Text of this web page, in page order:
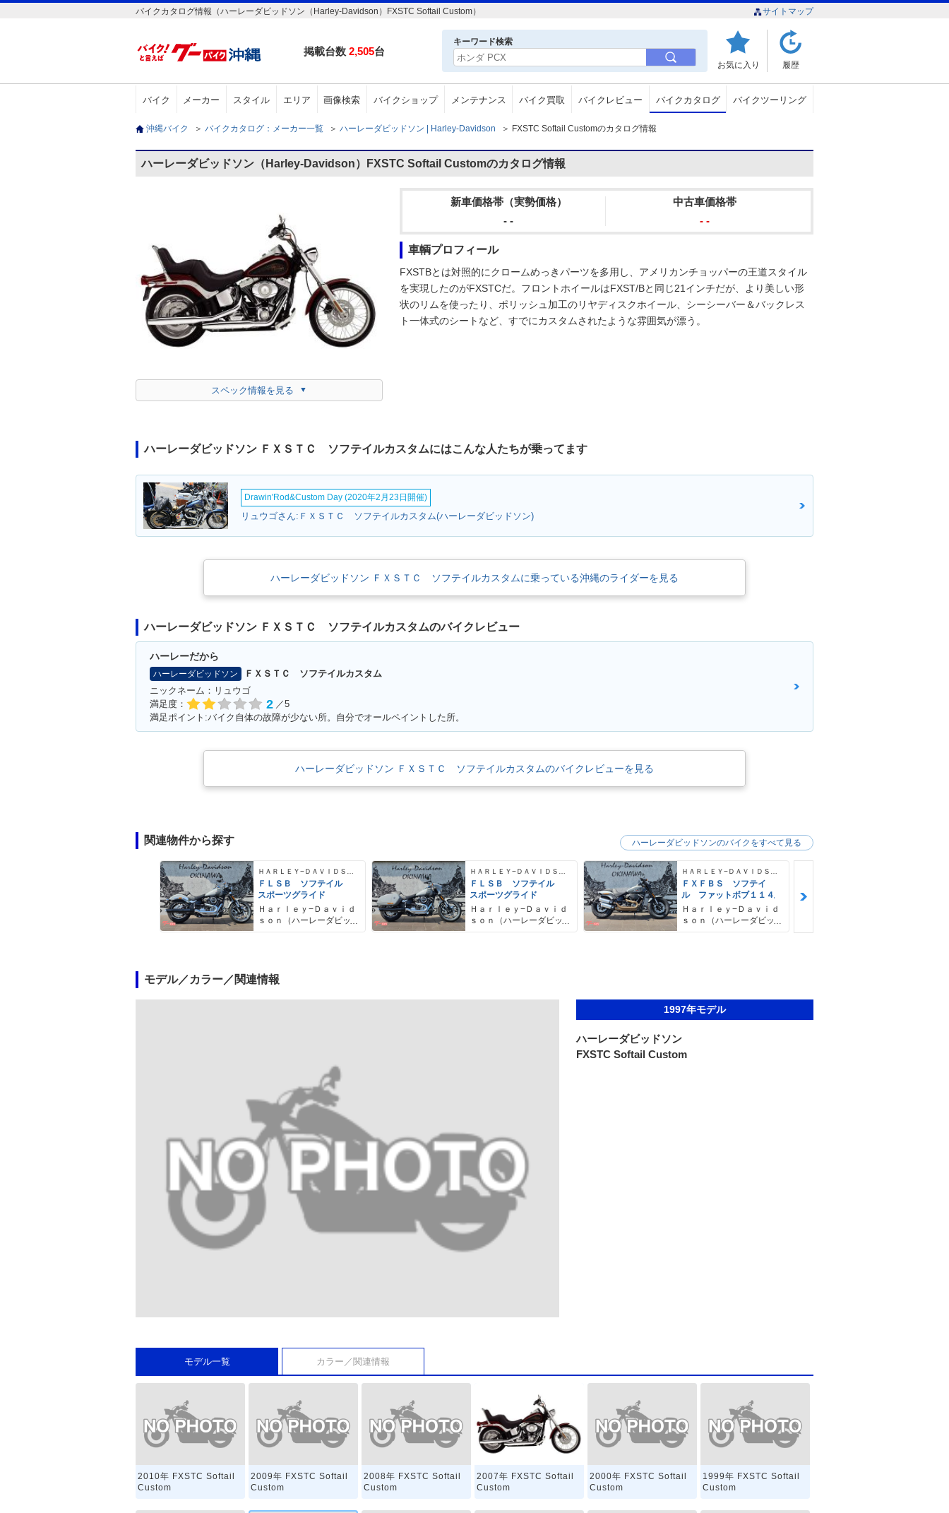
バイクカタログ情報（ハーレーダビッドソン（Harley-Davidson）FXSTC Softail Custom） サイトマップ
掲載台数 2,505台
キーワード検索
お気に入り 履歴
バイク メーカー スタイル エリア 画像検索 バイクショップ メンテナンス バイク買取 バイクレビュー バイクカタログ バイクツーリング
沖縄バイク ＞ バイクカタログ：メーカー一覧 ＞ ハーレーダビッドソン | Harley-Davidson ＞ FXSTC Softail Customのカタログ情報
ハーレーダビッドソン（Harley-Davidson）FXSTC Softail Customのカタログ情報
スペック情報を見る
新車価格帯（実勢価格）
- -
中古車価格帯
- -
車輌プロフィール
FXSTBとは対照的にクロームめっきパーツを多用し、アメリカンチョッパーの王道スタイル
を実現したのがFXSTCだ。フロントホイールはFXST/Bと同じ21インチだが、より美しい形
状のリムを使ったり、ポリッシュ加工のリヤディスクホイール、シーシーバー＆バックレス
ト一体式のシートなど、すでにカスタムされたような雰囲気が漂う。
ハーレーダビッドソン ＦＸＳＴＣ ソフテイルカスタムにはこんな人たちが乗ってます
Drawin'Rod&Custom Day (2020年2月23日開催)
リュウゴさん:ＦＸＳＴＣ ソフテイルカスタム(ハーレーダビッドソン)
ハーレーダビッドソン ＦＸＳＴＣ ソフテイルカスタムに乗っている沖縄のライダーを見る
ハーレーダビッドソン ＦＸＳＴＣ ソフテイルカスタムのバイクレビュー
ハーレーだから
ハーレーダビッドソン
ＦＸＳＴＣ ソフテイルカスタム
ニックネーム：リュウゴ
満足度：
2 ／5
満足ポイント:バイク自体の故障が少ない所。自分でオールペイントした所。
ハーレーダビッドソン ＦＸＳＴＣ ソフテイルカスタムのバイクレビューを見る
関連物件から探す
ＦＬＳＢ ソフテイル
スポーツグライド
Ｈａｒｌｅｙ−Ｄａｖｉｄ
ｓｏｎ（ハーレーダビッ
ＦＬＳＢ ソフテイル
スポーツグライド
Ｈａｒｌｅｙ−Ｄａｖｉｄ
ｓｏｎ（ハーレーダビッ
ＦＸＦＢＳ ソフテイ
ル ファットボブ１１４
Ｈａｒｌｅｙ−Ｄａｖｉｄ
ｓｏｎ（ハーレーダビッ
ハーレーダビッドソンのバイクをすべて見る
モデル／カラー／関連情報
1997年モデル
ハーレーダビッドソン
FXSTC Softail Custom
モデル一覧 カラー／関連情報
2010年 FXSTC Softail
Custom
2009年 FXSTC Softail
Custom
2008年 FXSTC Softail
Custom
2007年 FXSTC Softail
Custom
2000年 FXSTC Softail
Custom
1999年 FXSTC Softail
Custom